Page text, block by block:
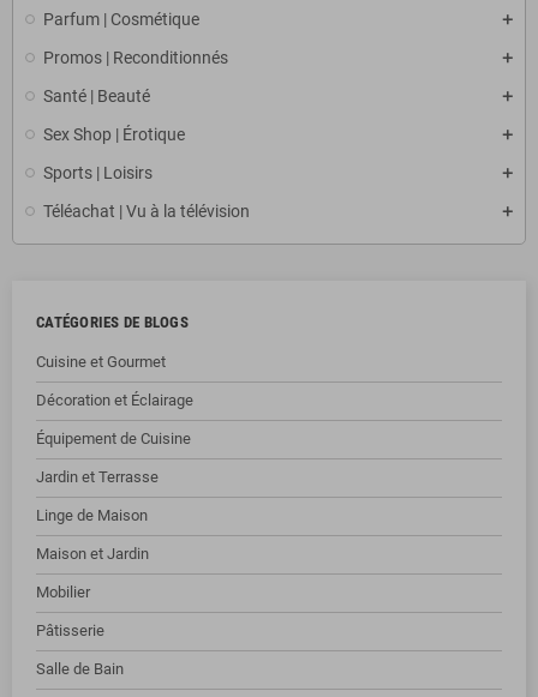
Parfum | Cosmétique
Promos | Reconditionnés
Santé | Beauté
Sex Shop | Érotique
Sports | Loisirs
Téléachat | Vu à la télévision
CATÉGORIES DE BLOGS
Cuisine et Gourmet
Décoration et Éclairage
Équipement de Cuisine
Jardin et Terrasse
Linge de Maison
Maison et Jardin
Mobilier
Pâtisserie
Salle de Bain